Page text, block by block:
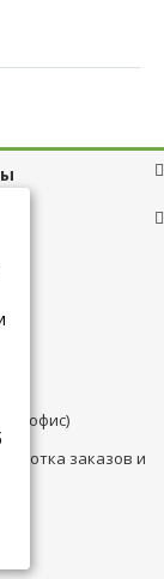
(офис)
заказов и